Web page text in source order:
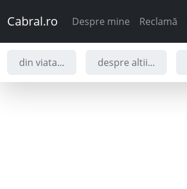
Cabral.ro Despre mine Reclamă
din viata... despre altii...